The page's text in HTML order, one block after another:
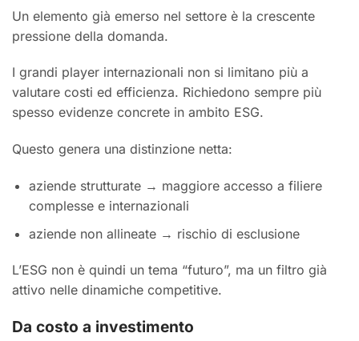
Un elemento già emerso nel settore è la crescente
pressione della domanda.
I grandi player internazionali non si limitano più a
valutare costi ed efficienza. Richiedono sempre più
spesso evidenze concrete in ambito ESG.
Questo genera una distinzione netta:
aziende strutturate → maggiore accesso a filiere
complesse e internazionali
aziende non allineate → rischio di esclusione
L’ESG non è quindi un tema “futuro”, ma un filtro già
attivo nelle dinamiche competitive.
Da costo a investimento